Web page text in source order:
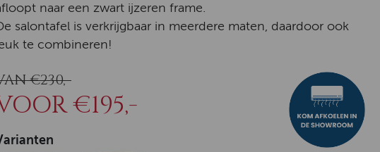
naar een zwart ijzeren frame.
salontafel is verkrijgbaar in meerdere maten, daardoor ook
te combineren!
€230,-
€195,-